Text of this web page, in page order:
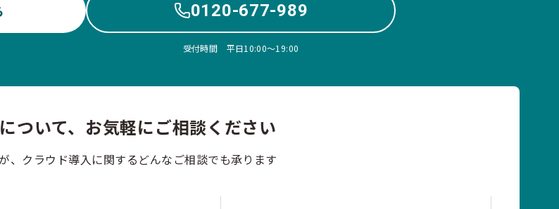
0120-677-989
受付時間 平日10:00〜19:00
ついて、お気軽にご相談ください
、クラウド導入に関するどんなご相談でも承ります